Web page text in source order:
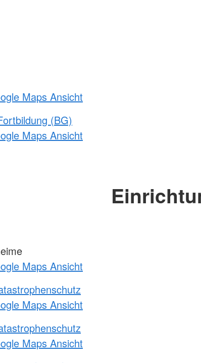
Maps Ansicht
(BG)
Maps Ansicht
Maps Ansicht
Maps Ansicht
Maps Ansicht